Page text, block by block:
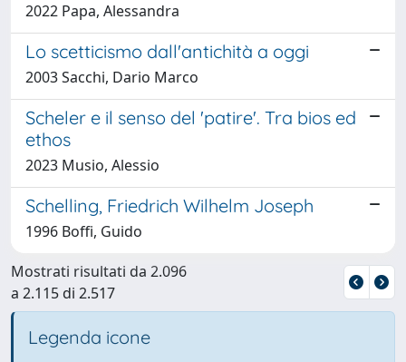
2022 Papa, Alessandra
Lo scetticismo dall'antichità a oggi
2003 Sacchi, Dario Marco
Scheler e il senso del 'patire'. Tra bios ed
ethos
2023 Musio, Alessio
Schelling, Friedrich Wilhelm Joseph
1996 Boffi, Guido
Mostrati risultati da 2.096
a 2.115 di 2.517
Legenda icone